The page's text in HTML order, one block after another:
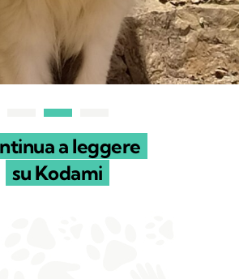
a leggere
su Kodami